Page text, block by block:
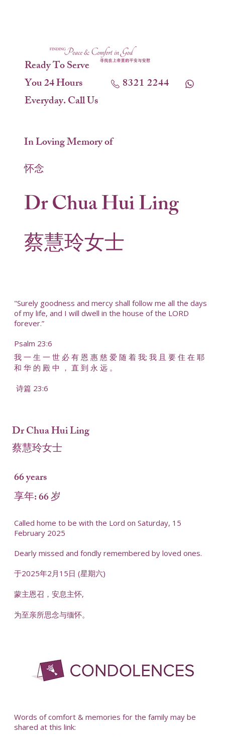
Ready To Serve
You 24 Hours
Everyday. Call Us
8321 2244
In Loving Memory of
怀念
Dr Chua Hui Ling
⁠蔡慧玲女士
"Surely goodness and mercy shall follow me all the days
of my life, and I will dwell in the house of the LORD
forever.”
Psalm 23:6
我 一 生 一 世 必 有 恩 惠 慈 爱 随 着 我; 我 且 要 住 在 耶
和 华 的 殿 中 ， 直 到 永 远 。
诗篇 23:6
Dr Chua Hui Ling
⁠蔡慧玲女士
66 years
享年: 66 岁
Called home to be with the Lord on Saturday, 15
February 2025
Dearly missed and fondly remembered by loved ones.
于2025年2月15日 (星期六)
蒙主恩召，安息主怀,
为至亲所思念与缅怀。
Words of comfort & memories for the family may be
shared at this link: